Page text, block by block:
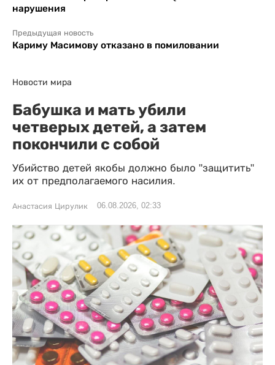
нарушения
Предыдущая новость
Кариму Масимову отказано в помиловании
Новости мира
Бабушка и мать убили
четверых детей, а затем
покончили с собой
Убийство детей якобы должно было "защитить"
их от предполагаемого насилия.
Анастасия Цирулик 06.08.2026, 02:33